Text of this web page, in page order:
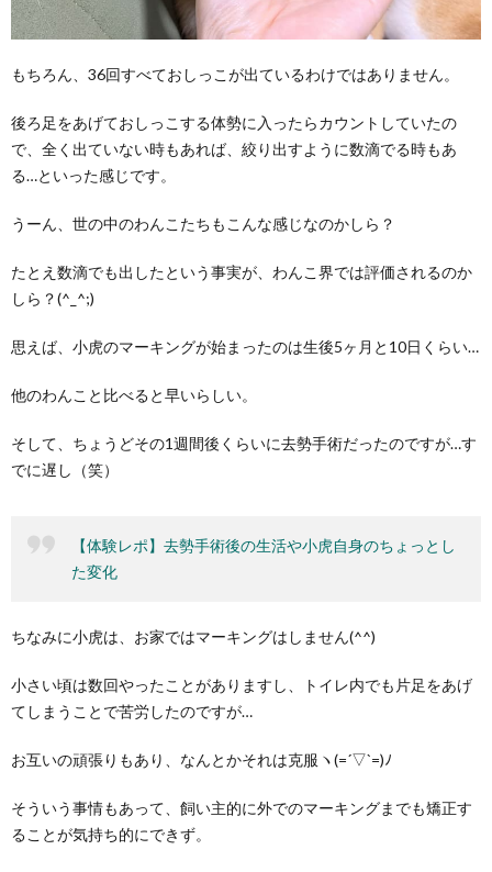
もちろん、36回すべておしっこが出ているわけではありません。
後ろ足をあげておしっこする体勢に入ったらカウントしていたの
で、全く出ていない時もあれば、絞り出すように数滴でる時もあ
る…といった感じです。
うーん、世の中のわんこたちもこんな感じなのかしら？
たとえ数滴でも出したという事実が、わんこ界では評価されるのか
しら？(^_^;)
思えば、小虎のマーキングが始まったのは生後5ヶ月と10日くらい…
他のわんこと比べると早いらしい。
そして、ちょうどその1週間後くらいに去勢手術だったのですが…す
でに遅し（笑）
【体験レポ】去勢手術後の生活や小虎自身のちょっとし
た変化
ちなみに小虎は、お家ではマーキングはしません(^^)
小さい頃は数回やったことがありますし、トイレ内でも片足をあげ
てしまうことで苦労したのですが…
お互いの頑張りもあり、なんとかそれは克服ヽ(=´▽`=)ﾉ
そういう事情もあって、飼い主的に外でのマーキングまでも矯正す
ることが気持ち的にできず。